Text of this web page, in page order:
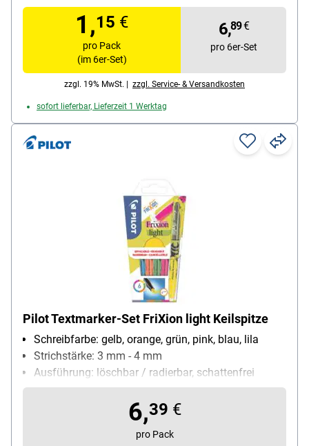
Strichstärke: 1 mm - 4 mm
Ausführung: lichtbeständig, hohe
Offenlagerfähigkeit
Besonderheiten: starke Leuchtkraft; bis zu 4
Stunden offenlagerfähig
Inhalt pro Pack: 6 Stück
1,15 €
pro Pack
(im 6er-Set)
6,89€
pro 6er-Set
zzgl. 19% MwSt. | zzgl. Service- & Versandkosten
sofort lieferbar, Lieferzeit 1 Werktag
Pilot Textmarker-Set FriXion light Keilspitze
Schreibfarbe: gelb, orange, grün, pink, blau, lila
Strichstärke: 3 mm - 4 mm
Ausführung: löschbar / radierbar, schattenfrei
kopierbar, schnell trocken
Besonderheiten: Schaftende mit Gummispitze zum
Radieren der Markierung
Inhalt pro Pack: 6 Stück
6,39 €
pro Pack